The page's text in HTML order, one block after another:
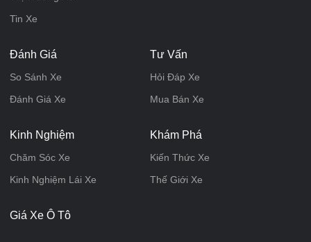
Tin Xe
Đánh Giá
So Sánh Xe
Đánh Giá Xe
Tư Vấn
Hỏi Đáp Xe
Mua Bán Xe
Kinh Nghiệm
Chăm Sóc Xe
Kinh Nghiệm Lái Xe
Khám Phá
Kiến Thức Xe
Thế Giới Xe
Giá Xe Ô Tô